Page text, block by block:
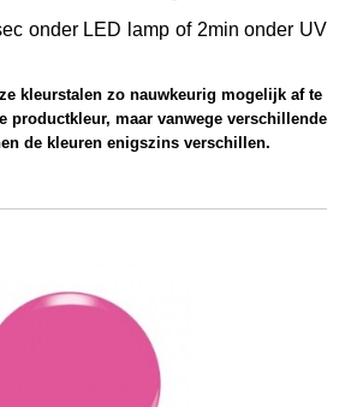
onder LED lamp of 2min onder UV
kleurstalen zo nauwkeurig mogelijk af te
productkleur, maar vanwege verschillende
de kleuren enigszins verschillen.